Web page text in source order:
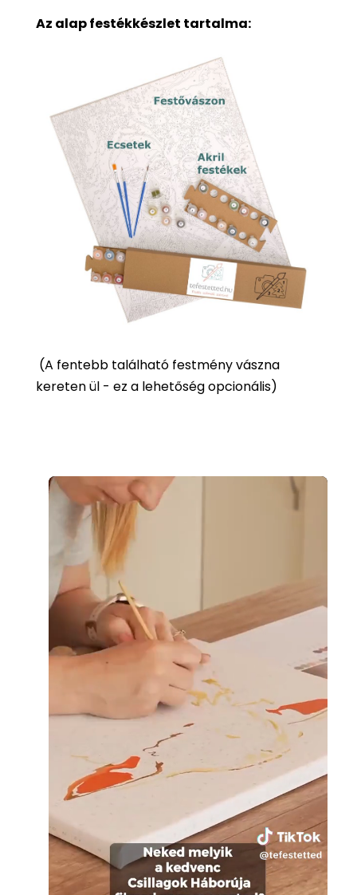
Az alap festékkészlet tartalma:
(A fentebb található festmény vászna
kereten ül - ez a lehetőség opcionális)